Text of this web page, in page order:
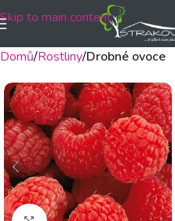
Skip to main content
Domů Rostliny Drobné ovoce